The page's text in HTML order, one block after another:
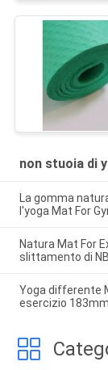
non stuoia di
La gomma
l'yoga Mat For
Natura Mat For
slittamento di
Yoga differente
esercizio